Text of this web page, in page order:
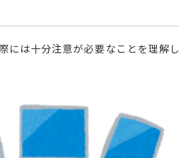
には十分注意が必要なことを理解し